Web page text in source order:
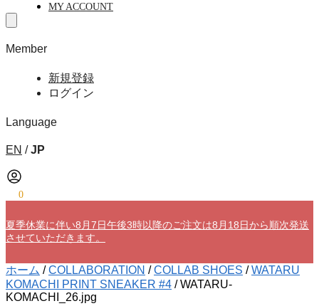
MY ACCOUNT
Member
新規登録
ログイン
Language
EN /JP
0
夏季休業に伴い8月7日午後3時以降のご注文は8月18日から順次発送
させていただきます。
ホーム /COLLABORATION /COLLAB SHOES /WATARU
KOMACHI PRINT SNEAKER #4 /WATARU-
KOMACHI_26.jpg